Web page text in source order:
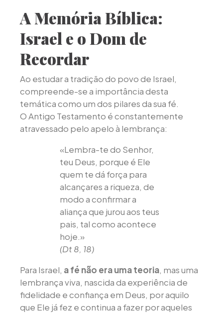
A Memória Bíblica:
Israel e o Dom de
Recordar
Ao estudar a tradição do povo de Israel,
compreende-se a importância desta
temática como um dos pilares da sua fé.
O Antigo Testamento é constantemente
atravessado pelo apelo à lembrança:
«Lembra-te do Senhor,
teu Deus, porque é Ele
quem te dá força para
alcançares a riqueza, de
modo a confirmar a
aliança que jurou aos teus
pais, tal como acontece
hoje.»
(Dt 8, 18)
Para Israel, a fé não era uma teoria, mas uma
lembrança viva, nascida da experiência de
fidelidade e confiança em Deus, por aquilo
que Ele já fez e continua a fazer por aqueles